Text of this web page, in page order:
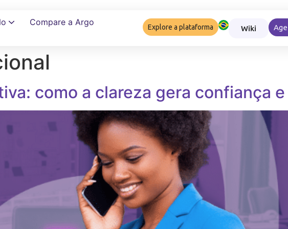
Compare a Argo
Explore a plataforma Wiki
como a clareza gera confiança